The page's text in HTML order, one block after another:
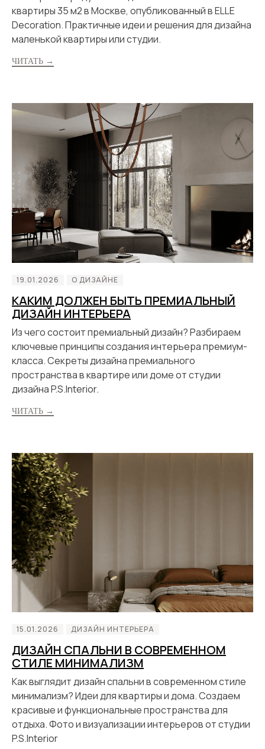
квартиры 35 м2 в Москве, опубликованный в ELLE
Decoration. Практичные идеи и решения для дизайна
маленькой квартиры или студии.
ЧИТАТЬ →
19.01.2026 О ДИЗАЙНЕ
КАКИМ ДОЛЖЕН БЫТЬ ПРЕМИАЛЬНЫЙ
ДИЗАЙН ИНТЕРЬЕРА
Из чего состоит премиальный дизайн? Разбираем
ключевые принципы создания интерьера премиум-
класса. Секреты дизайна премиального
пространства в квартире или доме от студии
дизайна P.S.Interior.
ЧИТАТЬ →
15.01.2026 ДИЗАЙН ИНТЕРЬЕРА
ДИЗАЙН СПАЛЬНИ В СОВРЕМЕННОМ
СТИЛЕ МИНИМАЛИЗМ
Как выглядит дизайн спальни в современном стиле
минимализм? Идеи для квартиры и дома. Создаем
красивые и функциональные пространства для
отдыха. Фото и визуализации интерьеров от студии
P.S.Interior